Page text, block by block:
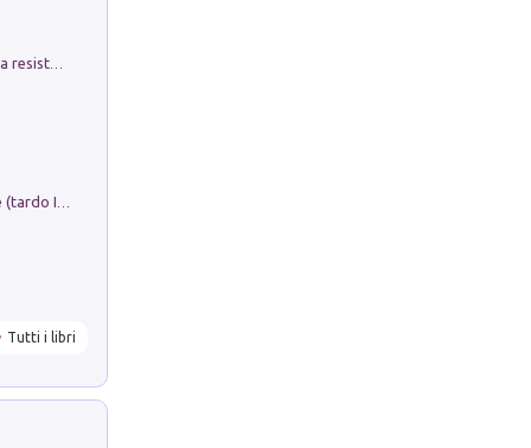
Memorial Santa Giulia. Sculture per la resistenza Monchio di Palagano
Tutti i libri